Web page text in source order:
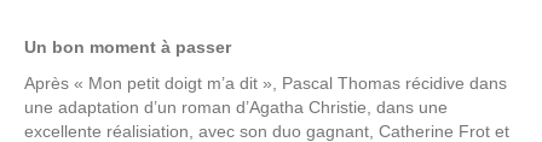
Un bon moment à passer
Après « Mon petit doigt m’a dit », Pascal Thomas récidive dans
une adaptation d’un roman d’Agatha Christie, dans une
excellente réalisiation, avec son duo gagnant, Catherine Frot et